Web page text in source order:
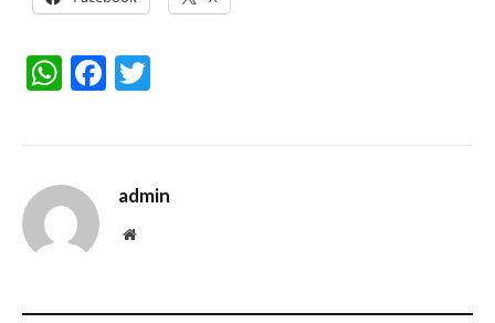
WhatsApp
Facebook
admin
Website